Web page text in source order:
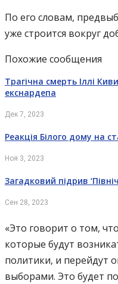
По его словам,
уже строится вокруг
Похожие сообщения
Трагічна смерть Іллі
екснардепа
Дек 7, 2023
Реакція Білого дому на
Ноя 3, 2023
Загадковий підрив
Сен 28, 2023
«Это говорит о том,
которые будут
политики, и перейдут
выборами. Это будет